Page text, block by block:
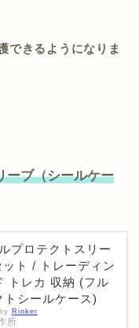
できるようになりま
ブ（シールケー
プロテクトスリー
ット / トレーディン
トレカ 収納 (フル
トシールケース)
Rinker
所